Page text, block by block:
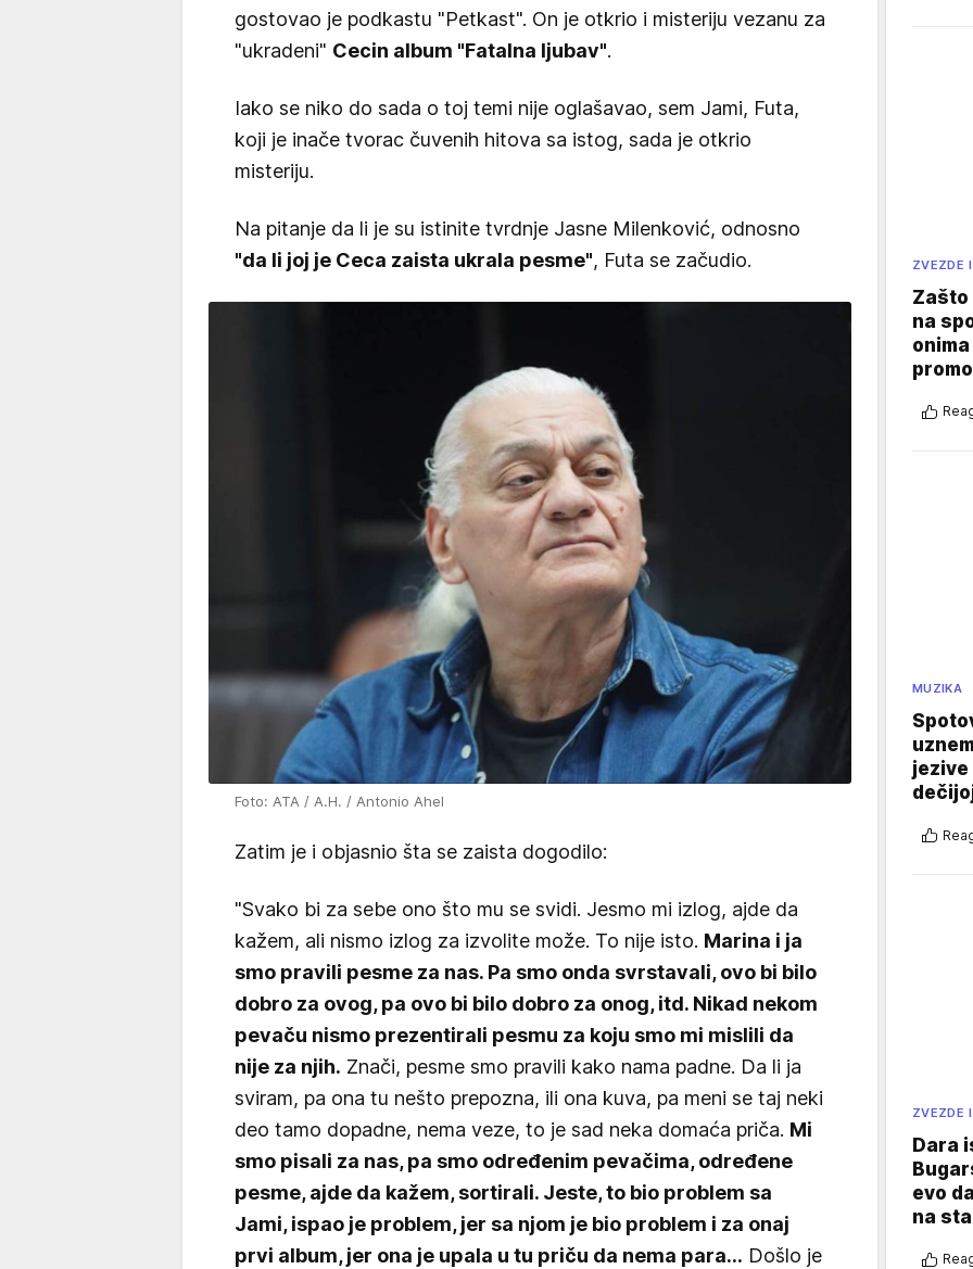
gostovao je podkastu "Petkast". On je otkrio i misteriju vezanu za
"ukradeni" Cecin album "Fatalna ljubav".
Iako se niko do sada o toj temi nije oglašavao, sem Jami, Futa,
koji je inače tvorac čuvenih hitova sa istog, sada je otkrio
misteriju.
Na pitanje da li je su istinite tvrdnje Jasne Milenković, odnosno
"da li joj je Ceca zaista ukrala pesme", Futa se začudio.
Foto: ATA / A.H. / Antonio Ahel
Zatim je i objasnio šta se zaista dogodilo:
"Svako bi za sebe ono što mu se svidi. Jesmo mi izlog, ajde da
kažem, ali nismo izlog za izvolite može. To nije isto. Marina i ja
smo pravili pesme za nas. Pa smo onda svrstavali, ovo bi bilo
dobro za ovog, pa ovo bi bilo dobro za onog, itd. Nikad nekom
pevaču nismo prezentirali pesmu za koju smo mi mislili da
nije za njih. Znači, pesme smo pravili kako nama padne. Da li ja
sviram, pa ona tu nešto prepozna, ili ona kuva, pa meni se taj neki
deo tamo dopadne, nema veze, to je sad neka domaća priča. Mi
smo pisali za nas, pa smo određenim pevačima, određene
pesme, ajde da kažem, sortirali. Jeste, to bio problem sa
Jami, ispao je problem, jer sa njom je bio problem i za onaj
prvi album, jer ona je upala u tu priču da nema para... Došlo je
ZVEZDE
Zašto
na
MUZIKA
jezive
ZVEZDE
Dara
evo
na